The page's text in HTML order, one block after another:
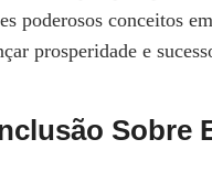
poderosos conceitos
prosperidade e
Sobre